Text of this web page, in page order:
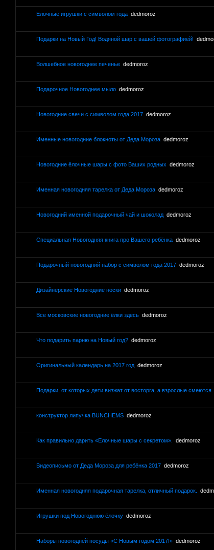
Ёлочные игрушки с символом года dedmoroz
Подарки на Новый Год! Водяной шар с вашей фотографией!
Волшебное новогоднее печенье dedmoroz
Подарочное Новогоднее мыло dedmoroz
Новогодние свечи с символом года 2017 dedmoroz
Именные новогодние блокноты от Деда Мороза dedmoroz
Новогодние ёлочные шары с фото Ваших родных dedmoroz
Именная новогодняя тарелка от Деда Мороза dedmoroz
Новогодний именной подарочный чай и шоколад dedmoroz
Специальная Новогодняя книга про Вашего ребёнка dedmoroz
Подарочный новогодний набор с символом года 2017 dedmoroz
Дизайнерские Новогодние носки dedmoroz
Все московские новогодние ёлки здесь dedmoroz
Что подарить парню на Новый год? dedmoroz
Оригинальный календарь на 2017 год dedmoroz
Подарки, от которых дети визжат от восторга, а взрослые смеются
конструктор липучка BUNCHEMS dedmoroz
Как правильно дарить «Елочные шары с секретом».
dedmoroz
Видеописьмо от Деда Мороза для ребёнка 2017 dedmoroz
Именная новогодняя подарочная тарелка, отличный подарок.
Игрушки под Новогоднюю ёлочку dedmoroz
Наборы новогодней посуды «С Новым годом 2017!» dedmoroz